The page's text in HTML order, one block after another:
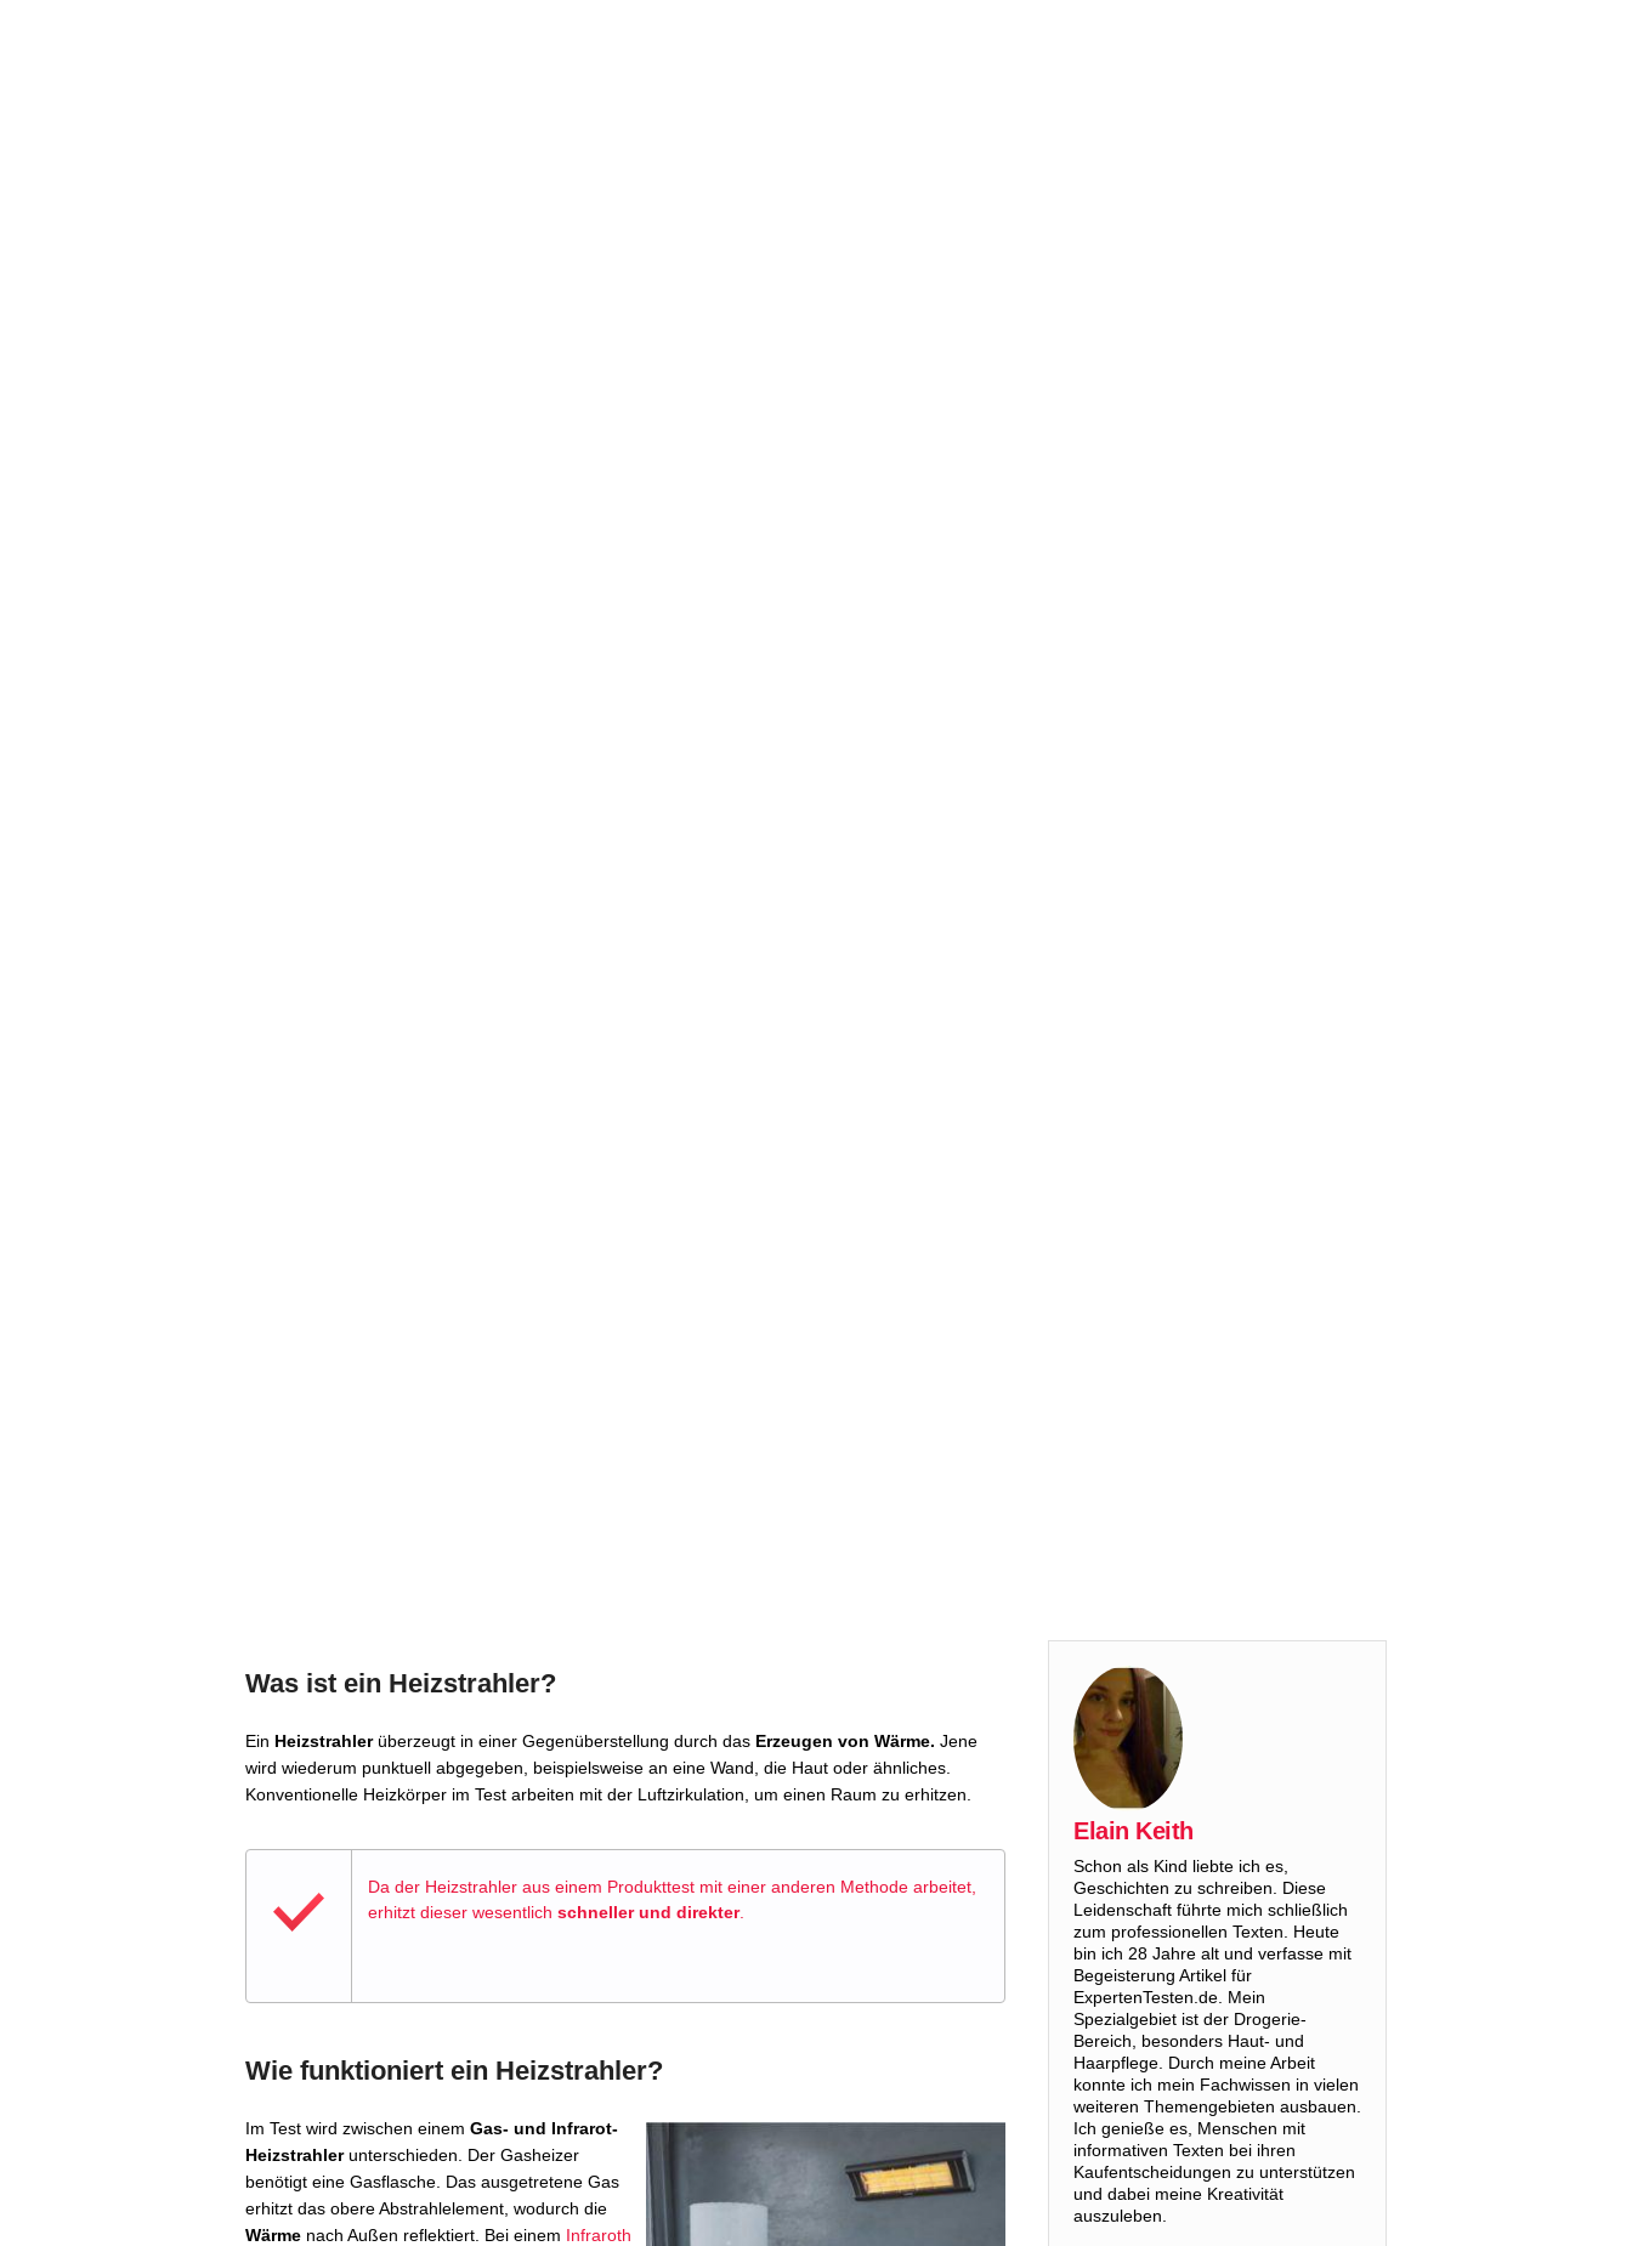
Was ist ein Heizstrahler?
Ein Heizstrahlerüberzeugt in einer Gegenüberstellung durch das Erzeugen von Wärme. Jene
wird wiederum punktuell abgegeben, beispielsweise an eine Wand, die Haut oder ähnliches.
Konventionelle Heizkörper im Test arbeiten mit der Luftzirkulation, um einen Raum zu erhitzen.
Da der Heizstrahler aus einem Produkttest mit einer anderen Methode arbeitet,
erhitzt dieser wesentlich schneller und direkter.
Wie funktioniert ein Heizstrahler?
Im Test wird zwischen einem Gas- und Infrarot-
Heizstrahlerunterschieden. Der Gasheizer
benötigt eine Gasflasche. Das ausgetretene Gas
erhitzt das obere Abstrahlelement, wodurch die
Wärme nach Außen reflektiert. Bei einem Infraroth
Elain Keith
Schon als Kind liebte ich es,
Geschichten zu schreiben. Diese
Leidenschaft führte mich schließlich
zum professionellen Texten. Heute
bin ich 28 Jahre alt und verfasse mit
Begeisterung Artikel für
ExpertenTesten.de. Mein
Spezialgebiet ist der Drogerie-
Bereich, besonders Haut- und
Haarpflege. Durch meine Arbeit
konnte ich mein Fachwissen in vielen
weiteren Themengebieten ausbauen.
Ich genieße es, Menschen mit
informativen Texten bei ihren
Kaufentscheidungen zu unterstützen
und dabei meine Kreativität
auszuleben.